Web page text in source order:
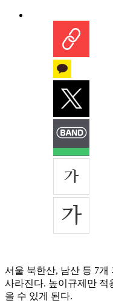
서울 북한산, 남산 등 7
사라진다. 높이규제만 적
을 수 있게 된다.